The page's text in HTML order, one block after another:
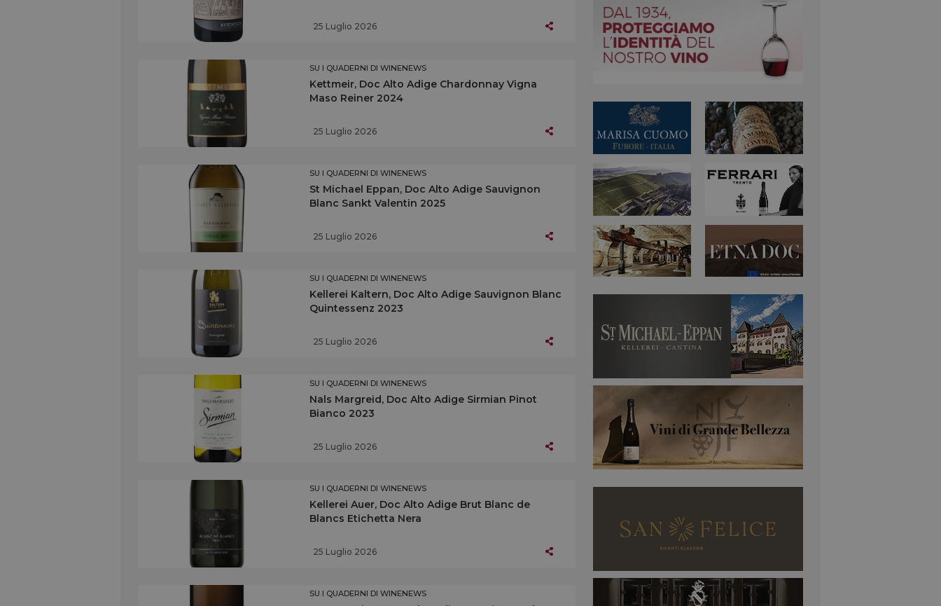
25 Luglio 2026
SU I QUADERNI DI WINENEWS
Kettmeir, Doc Alto Adige Chardonnay Vigna
Maso Reiner 2024
25 Luglio 2026
SU I QUADERNI DI WINENEWS
St Michael Eppan, Doc Alto Adige Sauvignon
Blanc Sankt Valentin 2025
25 Luglio 2026
SU I QUADERNI DI WINENEWS
Kellerei Kaltern, Doc Alto Adige Sauvignon Blanc
Quintessenz 2023
25 Luglio 2026
SU I QUADERNI DI WINENEWS
Nals Margreid, Doc Alto Adige Sirmian Pinot
Bianco 2023
25 Luglio 2026
SU I QUADERNI DI WINENEWS
Kellerei Auer, Doc Alto Adige Brut Blanc de
Blancs Etichetta Nera
25 Luglio 2026
SU I QUADERNI DI WINENEWS